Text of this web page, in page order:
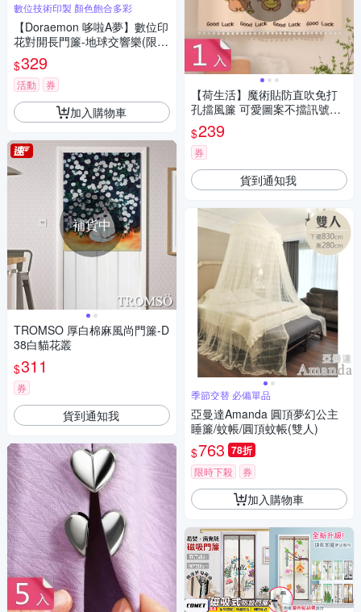
數位技術印製 顏色飽合多彩
【Doraemon 哆啦A夢】數位印
花對開長門簾-地球交響樂(限定
款)
$329
活動 券
加入購物車
補貨中
TROMSO 厚白棉麻風尚門簾-D
38白貓花叢
$311
券
貨到通知我
【荷生活】魔術貼防直吹免打
孔擋風簾 可愛圖案不擋訊號絨
布空調擋風簾-1入組
$239
券
貨到通知我
季節交替 必備單品
亞曼達Amanda 圓頂夢幻公主
睡簾/蚊帳/圓頂蚊帳(雙人)
$763 78折
限時下殺 券
加入購物車